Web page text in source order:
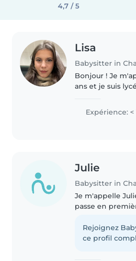
4,7 / 5
Lisa
Bonjour ! Je
ans et je suis
l'Immaculée
Laval. Je
de baby-sitting
Expérience: <
Julie
Je m'appelle
passe en
contact avec
suis déjà occupé
Rejoignez
ce profil